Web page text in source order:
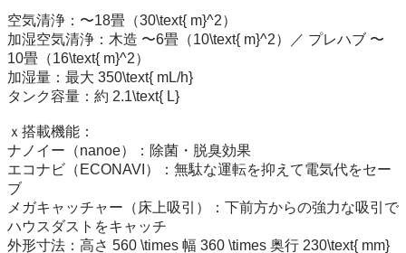
​空気清浄：〜18畳（30\text{ m}^2）
​加湿空気清浄：木造 〜6畳（10\text{ m}^2）／ プレハブ 〜
10畳（16\text{ m}^2）
​加湿量：最大 350\text{ mL/h}
​タンク容量：約 2.1\text{ L}
ｘ​搭載機能：
​ナノイー（nanoe）：除菌・脱臭効果
​エコナビ（ECONAVI）：無駄な運転を抑えて電気代をセー
ブ
​メガキャッチャー（床上吸引）：下前方からの強力な吸引で
ハウスダストをキャッチ
​外形寸法：高さ 560 \times 幅 360 \times 奥行 230\text{ mm}